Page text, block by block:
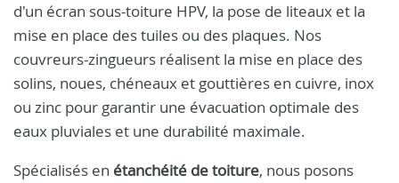
d'un écran sous-toiture HPV, la pose de liteaux et la
mise en place des tuiles ou des plaques. Nos
couvreurs-zingueurs réalisent la mise en place des
solins, noues, chéneaux et gouttières en cuivre, inox
ou zinc pour garantir une évacuation optimale des
eaux pluviales et une durabilité maximale.
Spécialisés en étanchéité de toiture, nous posons